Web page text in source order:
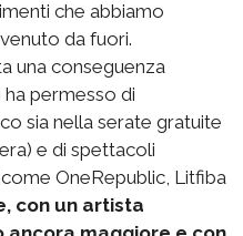
che abbiamo
da fuori.
una conseguenza
permesso di
sia nella serate gratuite
e di spettacoli
OneRepublic, Litfiba
con un artista